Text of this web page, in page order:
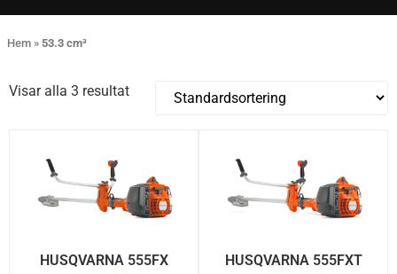
Hem » 53.3 cm³
Visar alla 3 resultat
HUSQVARNA 555FX HUSQVARNA 555FXT